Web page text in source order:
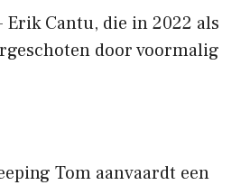
Erik Cantu, die in 2022 als
door voormalig